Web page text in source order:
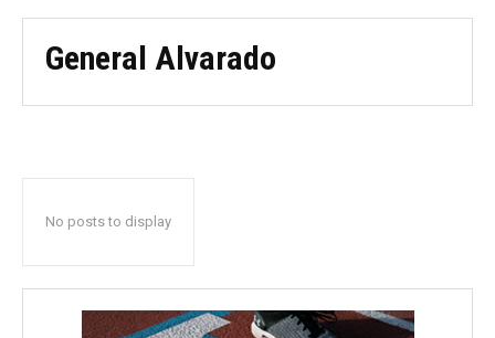
General Alvarado
No posts to display